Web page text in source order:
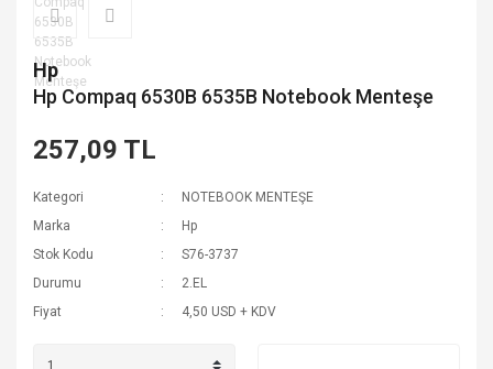
Hp
Hp Compaq 6530B 6535B Notebook Menteşe
257,09 TL
Kategori
NOTEBOOK MENTEŞE
Marka
Hp
Stok Kodu
S76-3737
Durumu
2.EL
Fiyat
4,50 USD + KDV